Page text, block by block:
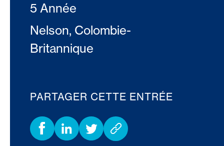
5 Année
Nelson, Colombie-
Britannique
PARTAGER CETTE ENTRÉE